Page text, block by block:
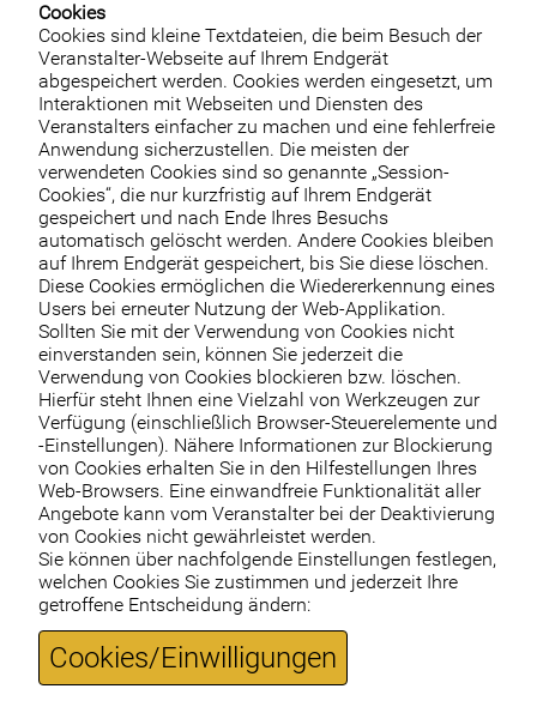
Cookies
Cookies sind kleine Textdateien, die beim Besuch der
Veranstalter-Webseite auf Ihrem Endgerät
abgespeichert werden. Cookies werden eingesetzt, um
Interaktionen mit Webseiten und Diensten des
Veranstalters einfacher zu machen und eine fehlerfreie
Anwendung sicherzustellen. Die meisten der
verwendeten Cookies sind so genannte „Session-
Cookies“, die nur kurzfristig auf Ihrem Endgerät
gespeichert und nach Ende Ihres Besuchs
automatisch gelöscht werden. Andere Cookies bleiben
auf Ihrem Endgerät gespeichert, bis Sie diese löschen.
Diese Cookies ermöglichen die Wiedererkennung eines
Users bei erneuter Nutzung der Web-Applikation.
Sollten Sie mit der Verwendung von Cookies nicht
einverstanden sein, können Sie jederzeit die
Verwendung von Cookies blockieren bzw. löschen.
Hierfür steht Ihnen eine Vielzahl von Werkzeugen zur
Verfügung (einschließlich Browser-Steuerelemente und
-Einstellungen). Nähere Informationen zur Blockierung
von Cookies erhalten Sie in den Hilfestellungen Ihres
Web-Browsers. Eine einwandfreie Funktionalität aller
Angebote kann vom Veranstalter bei der Deaktivierung
von Cookies nicht gewährleistet werden.
Sie können über nachfolgende Einstellungen festlegen,
welchen Cookies Sie zustimmen und jederzeit Ihre
getroffene Entscheidung ändern:
Cookies/Einwilligungen